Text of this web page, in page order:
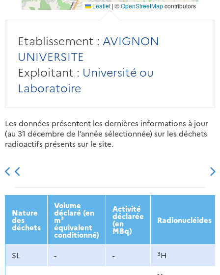
Leaflet | ©OpenStreetMapcontributors
Etablissement : AVIGNON
UNIVERSITE
Exploitant : Université ou
Laboratoire
Les données présentent les dernières informations à jour
(au 31 décembre de l’année sélectionnée) sur les déchets
radioactifs présents sur le site.
2013 2014 2015 2016
Nature
des
déchets
Volume
déclaré (en
m³
équivalent
conditionné)
Activité
déclarée
(en
MBq)
Radionucléides
SL - - 3H